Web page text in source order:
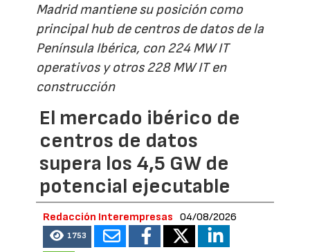
Madrid mantiene su posición como
principal hub de centros de datos de la
Península Ibérica, con 224 MW IT
operativos y otros 228 MW IT en
construcción
El mercado ibérico de
centros de datos
supera los 4,5 GW de
potencial ejecutable
Redacción Interempresas 04/08/2026
1753